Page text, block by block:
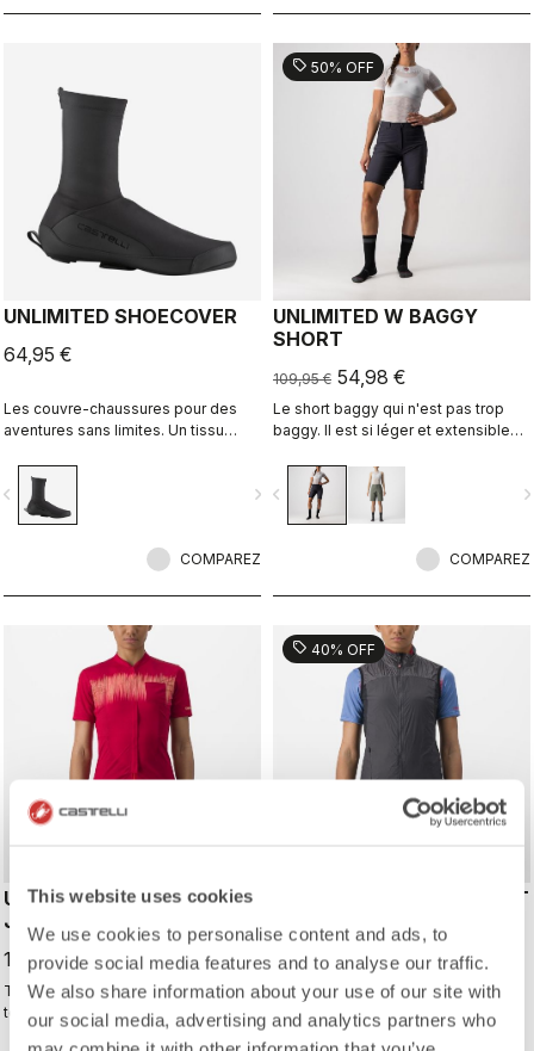
This website uses cookies
We use cookies to personalise content and ads, to
provide social media features and to analyse our traffic.
We also share information about your use of our site with
our social media, advertising and analytics partners who
votre sentier préféré.
UNLIMITED SHOECOVER
64,95 €
Les couvre-chaussures pour des
aventures sans limites. Un tissu
traitement DWR pour vous garder au
chaud et au sec. La longue
fermeture zippée et le tissu
d'enfiler facilement ce modèle et
navigate_next
COMPAREZ
sell 50% OFF
UNLIMITED W BAGGY
SHORT
109,95 € 54,98 €
Le short baggy qui n'est pas trop
baggy. Il est si léger et extensible
vous portez un short. Il n'a pas de
doublure pour pouvoir être porté
par-dessus votre cuissard cycliste
navigate_before
COMPAREZ
UNLIMITED SENTIERO 2
JERSEY
119,95 €
Toutes les caractéristiques
techniques d’un maillot de course
Castelli, mais sans la coupe
sell 40% OFF
UNLIMITED W PUFFY VEST
189,95 € 113,97 €
Gilet chaud mais extrêmement
compact, parfait pour vos aventures
ou vos sorties à vélo sur plusieurs